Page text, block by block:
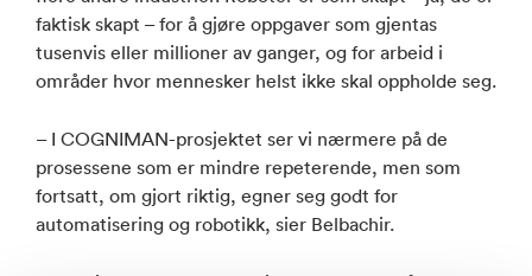
faktisk skapt – for å gjøre oppgaver som gjentas
tusenvis eller millioner av ganger, og for arbeid i
områder hvor mennesker helst ikke skal oppholde seg.
– I COGNIMAN-prosjektet ser vi nærmere på de
prosessene som er mindre repeterende, men som
fortsatt, om gjort riktig, egner seg godt for
automatisering og robotikk, sier Belbachir.